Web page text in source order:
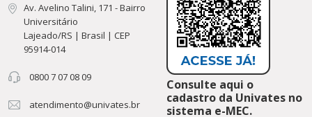
Av. Avelino Talini, 171 - Bairro
Universitário
Lajeado/RS | Brasil | CEP
95914-014
0800 7 07 08 09
atendimento@univates.br
Consulte aqui o
cadastro da Univates no
sistema e-MEC.